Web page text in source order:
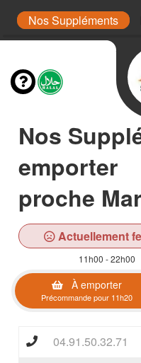
Nos Suppléments
Nos
emporter
proche
Actuellement
11h00 - 22h00
À emporter
Précommande pour 11h20
04.91.50.32.71